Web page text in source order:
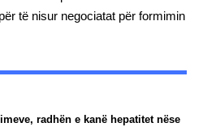
të nisur negociatat për formimin
radhën e kanë hepatitet nëse